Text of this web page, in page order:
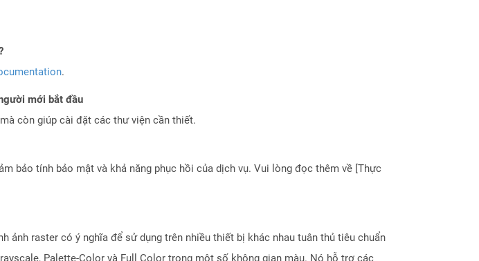
.
mới bắt đầu
còn giúp cài đặt các thư viện cần thiết.
bảo tính bảo mật và khả năng phục hồi của dịch vụ. Vui lòng đọc thêm về [Thực
ảnh raster có ý nghĩa để sử dụng trên nhiều thiết bị khác nhau tuân thủ tiêu chuẩn
Palette-Color và Full Color trong một số không gian màu. Nó hỗ trợ các